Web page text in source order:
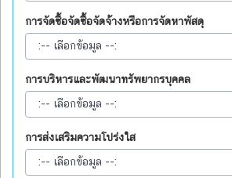
การจัดซื้อจัดซื้อจัดจ้างหรือการจัดหาพัสดุ
การบริหารและพัฒนาทรัพยากรบุคคล
การส่งเสริมความโปร่งใส